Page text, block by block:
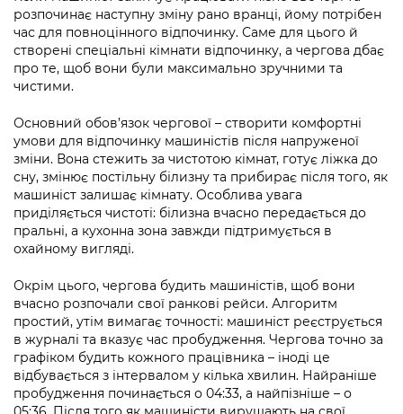
Підприємства, установи, організації
Kyiv International Relations
Річні звіти
Гендерна політика
Безбар'єрність
Київська міська військова адміністрація
Портал Захисників та Захисниць
Безбар'єрність
Міський застосунок Київ Цифровий
Важливе під час воєнного стану
Уряд» – місцевий рівень»
Важливе під час воєнного стану
Про відкриті дані
Портал даних Києва
Публічні дашборди
розпочинає наступну зміну рано вранці, йому потрібен
час для повноцінного відпочинку. Саме для цього й
створені спеціальні кімнати відпочинку, а чергова дбає
про те, щоб вони були максимально зручними та
чистими.
Основний обов’язок чергової – створити комфортні
умови для відпочинку машиністів після напруженої
зміни. Вона стежить за чистотою кімнат, готує ліжка до
сну, змінює постільну білизну та прибирає після того, як
машиніст залишає кімнату. Особлива увага
приділяється чистоті: білизна вчасно передається до
пральні, а кухонна зона завжди підтримується в
охайному вигляді.
Окрім цього, чергова будить машиністів, щоб вони
вчасно розпочали свої ранкові рейси. Алгоритм
простий, утім вимагає точності: машиніст реєструється
в журналі та вказує час пробудження. Чергова точно за
графіком будить кожного працівника – іноді це
відбувається з інтервалом у кілька хвилин. Найраніше
пробудження починається о 04:33, а найпізніше – о